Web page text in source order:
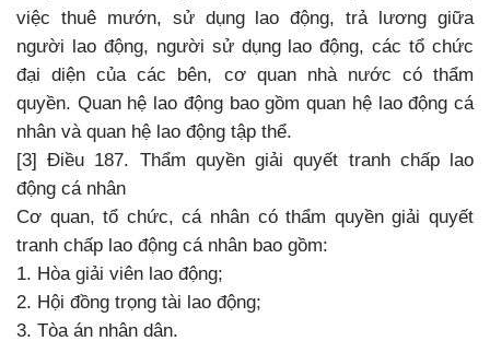
việc thuê mướn, sử dụng lao động, trả lương giữa
người lao động, người sử dụng lao động, các tổ chức
đại diện của các bên, cơ quan nhà nước có thẩm
quyền. Quan hệ lao động bao gồm quan hệ lao động cá
nhân và quan hệ lao động tập thể.
[3] Điều 187. Thẩm quyền giải quyết tranh chấp lao
động cá nhân
Cơ quan, tổ chức, cá nhân có thẩm quyền giải quyết
tranh chấp lao động cá nhân bao gồm:
1. Hòa giải viên lao động;
2. Hội đồng trọng tài lao động;
3. Tòa án nhân dân.